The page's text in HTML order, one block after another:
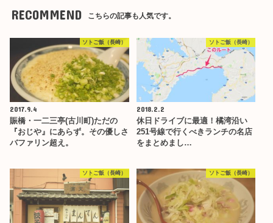
RECOMMEND こちらの記事も人気です。
ソトご飯（長崎）
2017.9.4
賑橋・一二三亭(古川町)ただの
『おじや』にあらず。その優しさ
バファリン超え。
ソトご飯（長崎）
2018.2.2
休日ドライブに最適！橘湾沿い
251号線で行くべきランチの名店
をまとめまし…
ソトご飯（長崎） ソトご飯（長崎）